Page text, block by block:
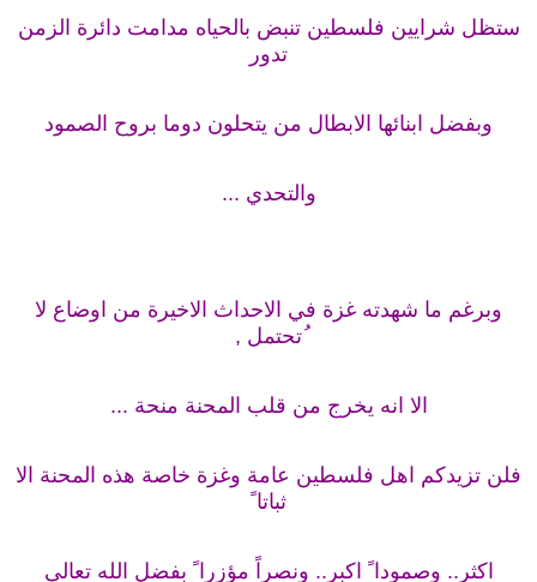
ستظل شرايين فلسطين تنبض بالحياه مدامت دائرة الزمن
تدور
وبفضل ابنائها الابطال من يتحلون دوما بروح الصمود
والتحدي ...
وبرغم ما شهدته غزة في الاحداث الاخيرة من اوضاع لا
ُتحتمل ,
الا انه يخرج من قلب المحنة منحة ...
فلن تزيدكم اهل فلسطين عامة وغزة خاصة هذه المحنة الا
ثباتا ً
اكثر.. وصمودا ً اكبر.. ونصراً مؤزرا ً بفضل الله تعالى